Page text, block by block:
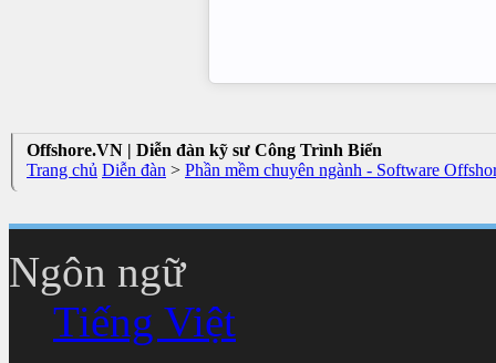
Offshore.VN | Diễn đàn kỹ sư Công Trình Biển
Trang chủ Diễn đàn > Phần mềm chuyên ngành - Software
Ngôn ngữ
Tiếng Việt